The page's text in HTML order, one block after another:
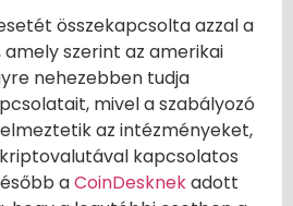
összekapcsolta azzal a
szerint az amerikai
nehezebben tudja
mivel a szabályozó
az intézményeket,
kapcsolatos
aCoinDesknekadott